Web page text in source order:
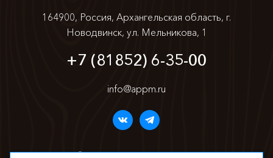
164900, Россия, Архангельская область, г.
Новодвинск, ул. Мельникова, 1
+7 (81852) 6-35-00
info@appm.ru
© 2026. Все права защищены